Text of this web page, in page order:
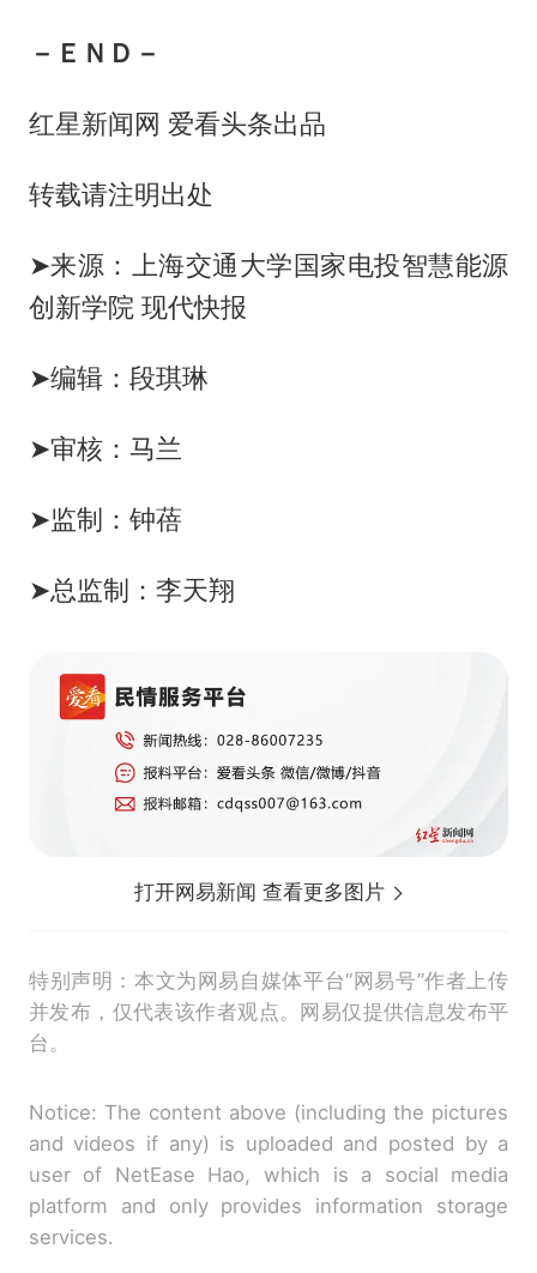
－ＥＮＤ－
红星新闻网 爱看头条出品
转载请注明出处
➤来源：上海交通大学国家电投智慧能源
创新学院 现代快报
➤编辑：段琪琳
➤审核：马兰
➤监制：钟蓓
➤总监制：李天翔
打开网易新闻 查看更多图片
特别声明：本文为网易自媒体平台“网易号”作者上传
并发布，仅代表该作者观点。网易仅提供信息发布平
台。
Notice: The content above (including the pictures
and videos if any) is uploaded and posted by a
user of NetEase Hao, which is a social media
platform and only provides information storage
services.